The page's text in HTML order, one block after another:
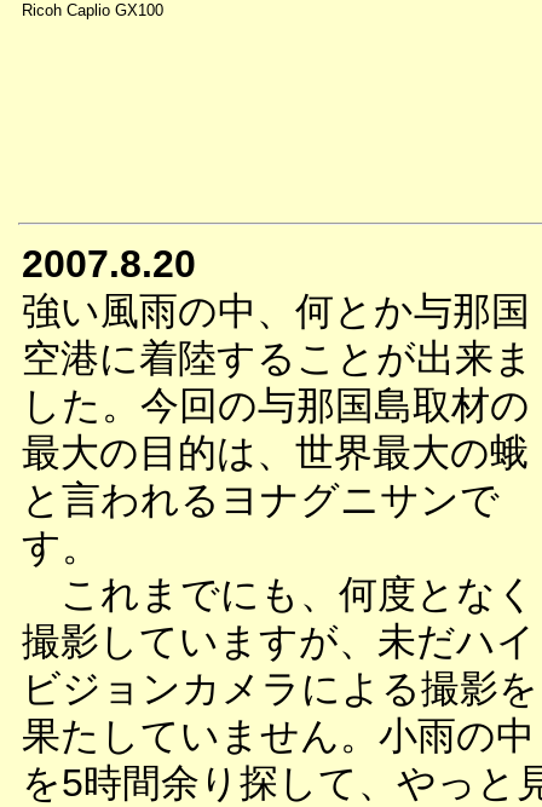
Ricoh Caplio GX100
2007.8.20
強い風雨の中、何とか与那国
空港に着陸することが出来ま
した。今回の与那国島取材の
最大の目的は、世界最大の蛾
と言われるヨナグニサンで
す。
これまでにも、何度となく
撮影していますが、未だハイ
ビジョンカメラによる撮影を
果たしていません。小雨の中
を5時間余り探して、やっと